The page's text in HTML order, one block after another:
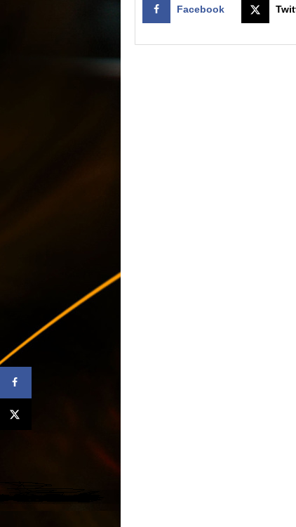
Facebook